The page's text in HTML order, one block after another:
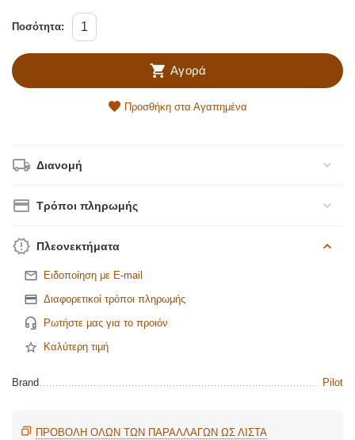
Ποσότητα:
Αγορά
Προσθήκη στα Αγαπημένα
Διανομή
Τρόποι πληρωμής
Πλεονεκτήματα
Ειδοποίηση με E-mail
Διαφορετικοί τρόποι πληρωμής
Ρωτήστε μας για το προιόν
Καλύτερη τιμή
Brand Pilot
ΠΡΟΒΟΛΗ ΟΛΩΝ ΤΩΝ ΠΑΡΑΛΛΑΓΏΝ ΩΣ ΛΊΣΤΑ